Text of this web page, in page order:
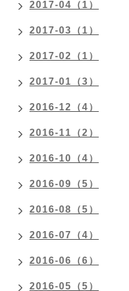
2017-04（1）
2017-03（1）
2017-02（1）
2017-01（3）
2016-12（4）
2016-11（2）
2016-10（4）
2016-09（5）
2016-08（5）
2016-07（4）
2016-06（6）
2016-05（5）